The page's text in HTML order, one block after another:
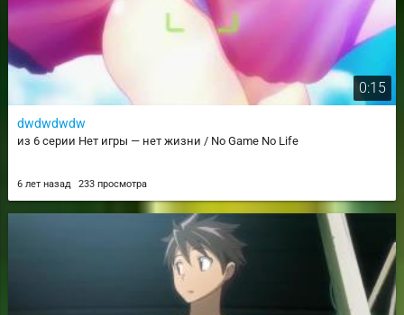
0:15
dwdwdwdw
из 6 серии Нет игры — нет жизни / No Game No Life
6 лет назад 233 просмотра